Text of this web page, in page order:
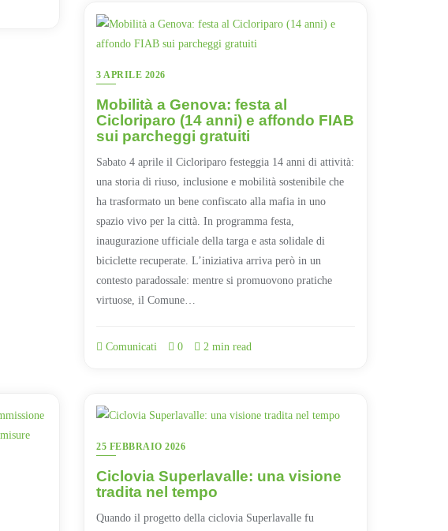
3 APRILE 2026
Mobilità a Genova: festa al
Cicloriparo (14 anni) e affondo FIAB
sui parcheggi gratuiti
Sabato 4 aprile il Cicloriparo festeggia 14 anni di attività:
una storia di riuso, inclusione e mobilità sostenibile che
ha trasformato un bene confiscato alla mafia in uno
spazio vivo per la città. In programma festa,
inaugurazione ufficiale della targa e asta solidale di
biciclette recuperate. L’iniziativa arriva però in un
contesto paradossale: mentre si promuovono pratiche
virtuose, il Comune…
Comunicati 0 2 min read
25 FEBBRAIO 2026
Ciclovia Superlavalle: una visione
tradita nel tempo
Quando il progetto della ciclovia Superlavalle fu